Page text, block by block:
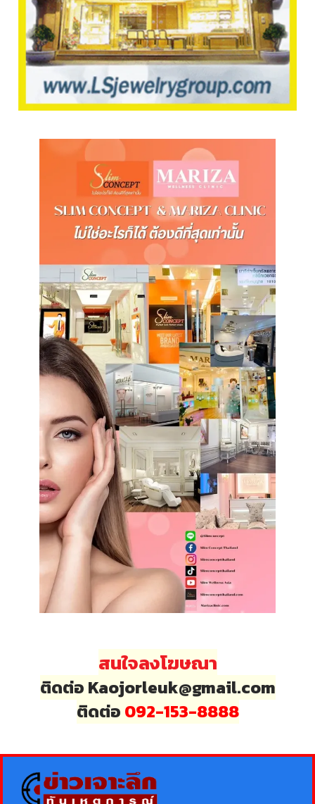
สนใจลงโฆษณา
ติดต่อ Kaojorleuk@gmail.com
ติดต่อ 092-153-8888